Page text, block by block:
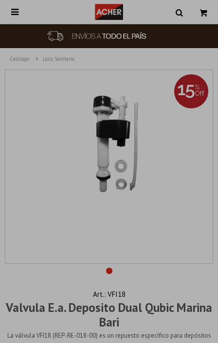

Catálogo Loza Sanitaria
Valvula E.a. Deposito Dual Qubic Marina
Bari
VFI18
La válvula VFI18 (REP-RE-018-00) es un repuesto específico para depósitos